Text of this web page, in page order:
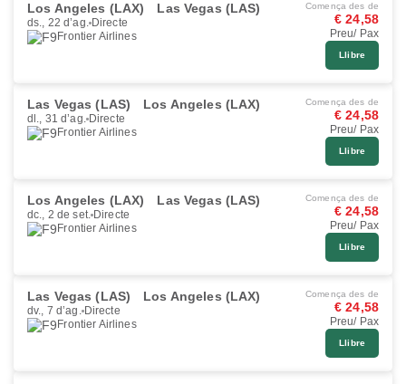
Los Angeles (LAX) Las Vegas (LAS)
ds., 22 d’ag. Directe
Frontier Airlines
Comença des de
€ 24,58
Preu/ Pax
Llibre
Las Vegas (LAS) Los Angeles (LAX)
dl., 31 d’ag. Directe
Frontier Airlines
Comença des de
€ 24,58
Preu/ Pax
Llibre
Los Angeles (LAX) Las Vegas (LAS)
dc., 2 de set. Directe
Frontier Airlines
Comença des de
€ 24,58
Preu/ Pax
Llibre
Las Vegas (LAS) Los Angeles (LAX)
dv., 7 d’ag. Directe
Frontier Airlines
Comença des de
€ 24,58
Preu/ Pax
Llibre